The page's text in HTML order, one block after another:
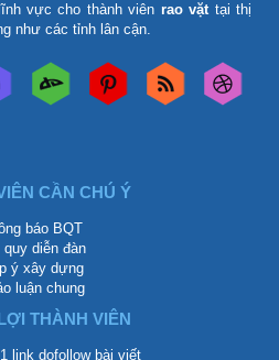
vực cho thành viên rao vặttại thị
như các tỉnh lân cận.
CẦN CHÚ Ý
báo BQT
quy diễn đàn
ý xây dựng
luận chung
THÀNH VIÊN
link dofollow bài viết